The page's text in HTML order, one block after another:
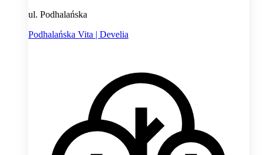
ul. Podhalańska
Podhalańska Vita | Develia